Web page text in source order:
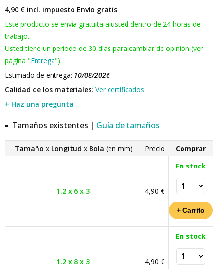
4,90 € incl. impuesto Envío gratis
Este producto se envía gratuita a usted dentro de 24 horas de
trabajo.
Usted tiene un período de 30 días para cambiar de opinión (ver
página "Entrega").
Estimado de entrega: 10/08/2026
Calidad de los materiales: Ver certificados
+ Haz una pregunta
Tamaños existentes | Guía de tamaños
Tamaño x Longitud x Bola (en mm) Precio Comprar
1.2 x 6 x 3 4,90 €
En stock
1.2 x 8 x 3 4,90 €
En stock